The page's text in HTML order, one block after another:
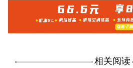
相关阅读